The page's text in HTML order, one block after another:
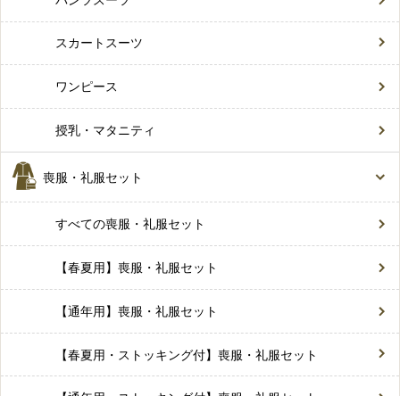
スカートスーツ
ワンピース
授乳・マタニティ
喪服・礼服セット
すべての喪服・礼服セット
【春夏用】喪服・礼服セット
【通年用】喪服・礼服セット
【春夏用・ストッキング付】喪服・礼服セット